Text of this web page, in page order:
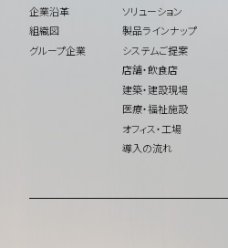
企業沿革
組織図
グループ企業
ソリューション
製品ラインナップ
システムご提案
店舗・飲食店
建築・建設現場
医療・福祉施設
オフィス・工場
導入の流れ